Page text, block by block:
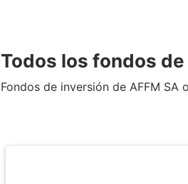
Todos los fondos de
Fondos de inversión de AFFM